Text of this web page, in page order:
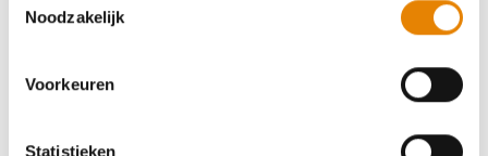
Noodzakelijk
Voorkeuren
Statistieken